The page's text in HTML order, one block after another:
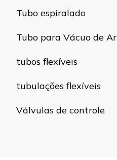
Tubo espiralado
Tubo para Vácuo de Ar
tubos flexíveis
tubulações flexíveis
Válvulas de controle